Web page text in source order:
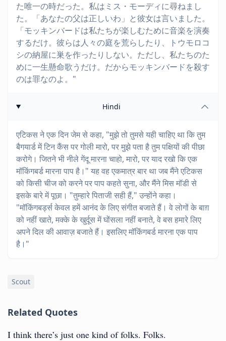
た唯一の時だった。私はミス・モーディに尋ねまし
た。「あなたの父は正しいわ」と彼女は言いました。
「モッキンバードは私たちが楽しむために音楽を演奏
するだけ。彼らは人々の庭を荒らしたり、トウモロコ
シの納屋に巣を作ったりしない。ただし、私たちのた
めに一生懸命歌うだけ。だからモッキンバードを殺す
のは罪なのよ。"
Hindi
एटिकस ने एक दिन जेम से कहा, "मुझे तो तुमसे यही चाहिए था कि तुम
बैगयार्ड में टिन कैंस पर गोली मारो, पर मुझे पता है तुम पक्षियों की पीछा
करोगे। जितने भी नीले गेंदू मारना चाहो, मारो, पर याद रखो कि एक
मॉकिंगबर्ड मारना पाप है।" यह वह एकमात्र बार था जब मैंने एटिकस
को किसी चीज को करने पर पाप कहते सुना, और मैंने मिस मॉडी से
इसके बारे में पूछा। "तुम्हारे पिताजी सही हैं," उन्होंने कहा।
"मॉकिंगबर्ड्स केवल हमें आनंद के लिए संगीत बजाते हैं। वे लोगों के बाग़
को नहीं खाते, मक्के के खुर्दूस में घोंसला नहीं बनाते, वे बस हमारे लिए
अपने दिल की आवाज़ बजाते हैं। इसलिए मॉकिंगबर्ड मारना एक पाप
है।"
Scout
Related Quotes
I think there’s just one kind of folks. Folks.